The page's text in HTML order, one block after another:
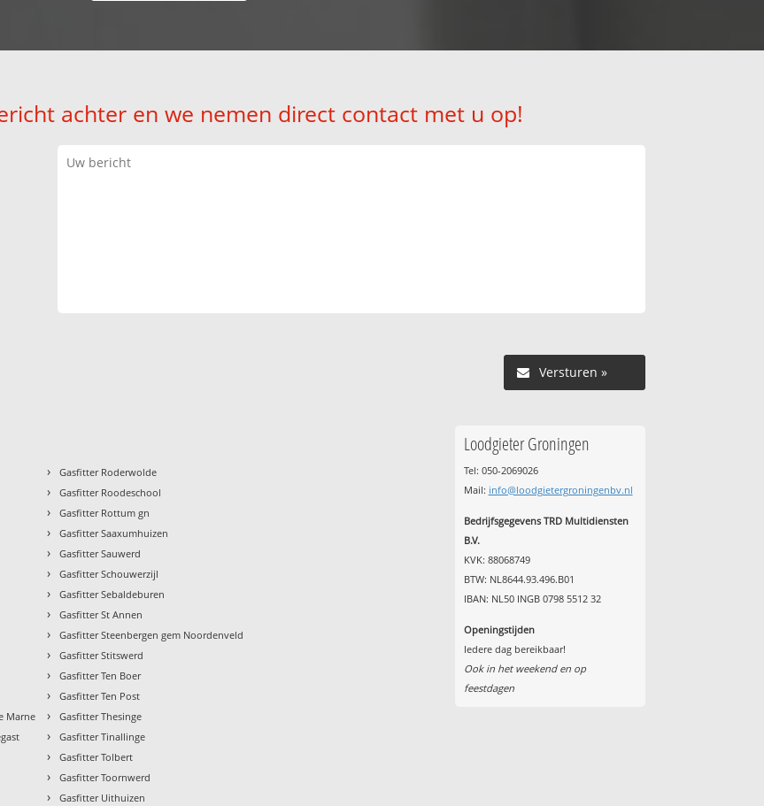
achter en we nemen direct contact met u op!
Versturen »
Marne
› Gasfitter Roderwolde
› Gasfitter Roodeschool
› Gasfitter Rottum gn
› Gasfitter Saaxumhuizen
› Gasfitter Sauwerd
› Gasfitter Schouwerzijl
› Gasfitter Sebaldeburen
› Gasfitter St Annen
› Gasfitter Steenbergen gem Noordenveld
› Gasfitter Stitswerd
› Gasfitter Ten Boer
› Gasfitter Ten Post
› Gasfitter Thesinge
› Gasfitter Tinallinge
› Gasfitter Tolbert
› Gasfitter Toornwerd
› Gasfitter Uithuizen
Loodgieter Groningen
Tel: 050-2069026
Mail: info@loodgietergroningenbv.nl
Bedrijfsgegevens TRD Multidiensten
B.V.
KVK: 88068749
BTW: NL8644.93.496.B01
IBAN: NL50 INGB 0798 5512 32
Openingstijden
Iedere dag bereikbaar!
Ook in het weekend en op
feestdagen